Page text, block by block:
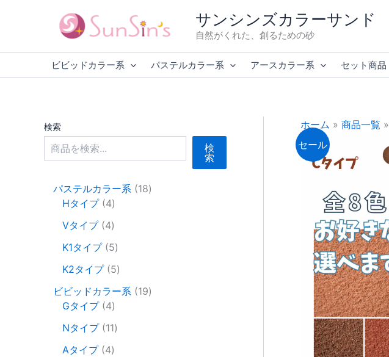
ス
サンシンズカラーサンド
自然がくれた、創るための砂
ビビッドカラー系 パステルカラー系 アースカラー系 セット商品
検索
検
索
パステルカラー系 181
Hタイプ 44
の
商
Vタイプ 44
の
商
K1タイプ 55
の
商
K2タイプ 55
の
品
ビビッドカラー系 191
Gタイプ 44
の
商
Nタイプ 111
Aタイプ 44
ホーム » 商品一覧 »
セール